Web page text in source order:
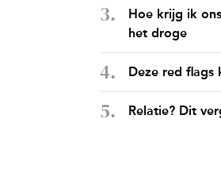
Hoe krijg ik
het droge
Deze red flags
Relatie? Dit